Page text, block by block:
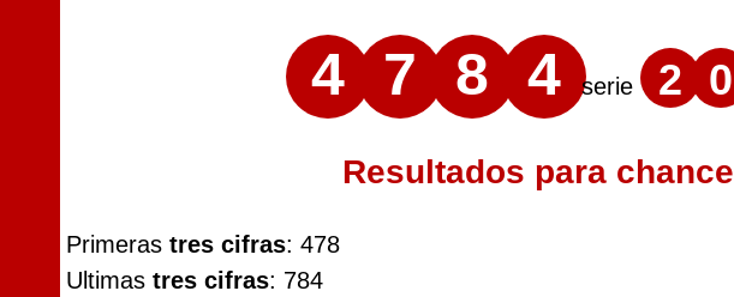
4 7 8 4 serie 2 0
Resultados para chance
Primeras tres cifras: 478
Ultimas tres cifras: 784